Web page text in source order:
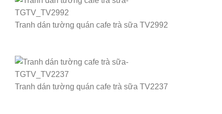
Tranh dán tường quán cafe trà sữa TV2992
Tranh dán tường quán cafe trà sữa TV2237